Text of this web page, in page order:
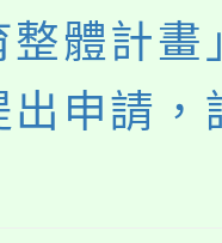
整體計畫
出申請，